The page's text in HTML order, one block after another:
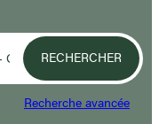
RECHERCHER
Recherche avancée